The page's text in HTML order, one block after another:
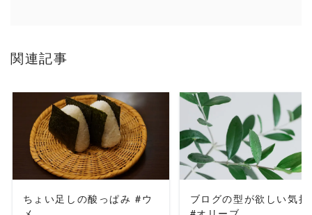
関連記事
READ MORE
ちょい足しの酸っぱみ #ウ
READ MORE
ブログの型が欲しい気持